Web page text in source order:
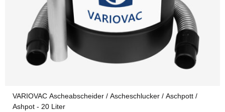
VARIOVAC Ascheabscheider / Ascheschlucker / Aschpott /
Ashpot - 20 Liter